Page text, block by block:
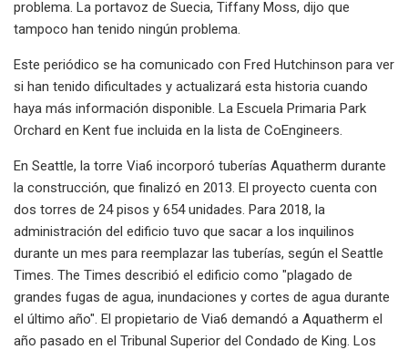
problema. La portavoz de Suecia, Tiffany Moss, dijo que
tampoco han tenido ningún problema.
Este periódico se ha comunicado con Fred Hutchinson para ver
si han tenido dificultades y actualizará esta historia cuando
haya más información disponible. La Escuela Primaria Park
Orchard en Kent fue incluida en la lista de CoEngineers.
En Seattle, la torre Via6 incorporó tuberías Aquatherm durante
la construcción, que finalizó en 2013. El proyecto cuenta con
dos torres de 24 pisos y 654 unidades. Para 2018, la
administración del edificio tuvo que sacar a los inquilinos
durante un mes para reemplazar las tuberías, según el Seattle
Times. The Times describió el edificio como "plagado de
grandes fugas de agua, inundaciones y cortes de agua durante
el último año". El propietario de Via6 demandó a Aquatherm el
año pasado en el Tribunal Superior del Condado de King. Los